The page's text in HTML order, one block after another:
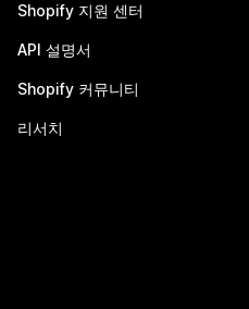
Shopify 지원 센터
API 설명서
Shopify 커뮤니티
리서치